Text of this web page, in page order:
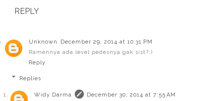
REPLY
Unknown
December 29, 2014 at 10:31 PM
Ramennya ada level pedesnya gak sist?:)
Reply
Replies
Widy Darma
December 30, 2014 at 7:55 AM